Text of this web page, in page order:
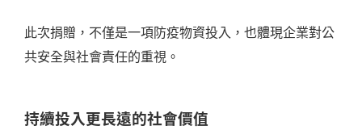
此次捐贈，不僅是一項防疫物資投入，也體現企業對公
共安全與社會責任的重視。
持續投入更長遠的社會價值